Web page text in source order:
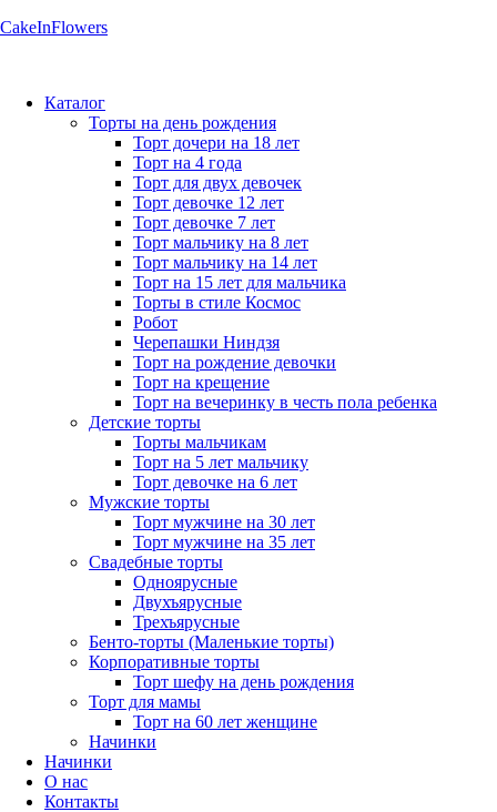
CakeInFlowers
Каталог
Торты на день рождения
Торт дочери на 18 лет
Торт на 4 года
Торт для двух девочек
Торт девочке 12 лет
Торт девочке 7 лет
Торт мальчику на 8 лет
Торт мальчику на 14 лет
Торт на 15 лет для мальчика
Торты в стиле Космос
Робот
Черепашки Ниндзя
Торт на рождение девочки
Торт на крещение
Торт на вечеринку в честь пола ребенка
Детские торты
Торты мальчикам
Торт на 5 лет мальчику
Торт девочке на 6 лет
Мужские торты
Торт мужчине на 30 лет
Торт мужчине на 35 лет
Свадебные торты
Одноярусные
Двухъярусные
Трехъярусные
Бенто-торты (Маленькие торты)
Корпоративные торты
Торт шефу на день рождения
Торт для мамы
Торт на 60 лет женщине
Начинки
Начинки
О нас
Контакты